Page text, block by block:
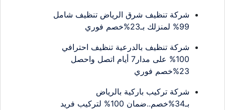
شركة تنظيف شرق الرياض تنظيف شامل
99% لمنزلك بـ23%خصم فوري
شركة تنظيف بالدرعية تنظيف احترافي
100% على مدار7 أيام اتصل واحصل
23%خصم فوري
شركة تركيب باركية بالرياض
بـ34%خصم..ضمان 100% لتركيب فريد